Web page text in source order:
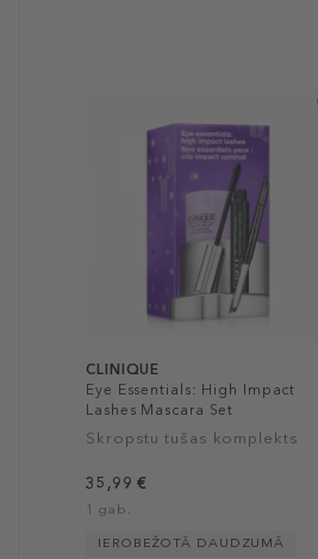
CLINIQUE
Eye Essentials: High Impact
Lashes Mascara Set
Skropstu tušas komplekts
35,99 €
1 gab.
IEROBEŽOTĀ DAUDZUMĀ